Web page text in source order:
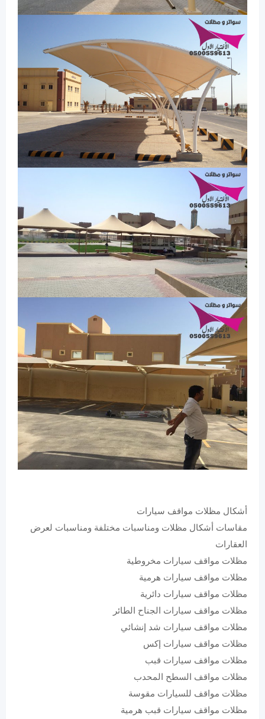
أشكال مظلات مواقف سيارات
مقاسات أشكال مظلات ومناسبات مختلفة ومناسبات لعرض
العقارات
مظلات مواقف سيارات مخروطية
مظلات مواقف سيارات هرمية
مظلات مواقف سيارات دائرية
مظلات مواقف سيارات الجناح الطائر
مظلات مواقف سيارات شد إنشائي
مظلات مواقف سيارات إكس
مظلات مواقف سيارات قبب
مظلات مواقف السطح المحدب
مظلات مواقف للسيارات مقوسة
مظلات مواقف سيارات قبب هرمية